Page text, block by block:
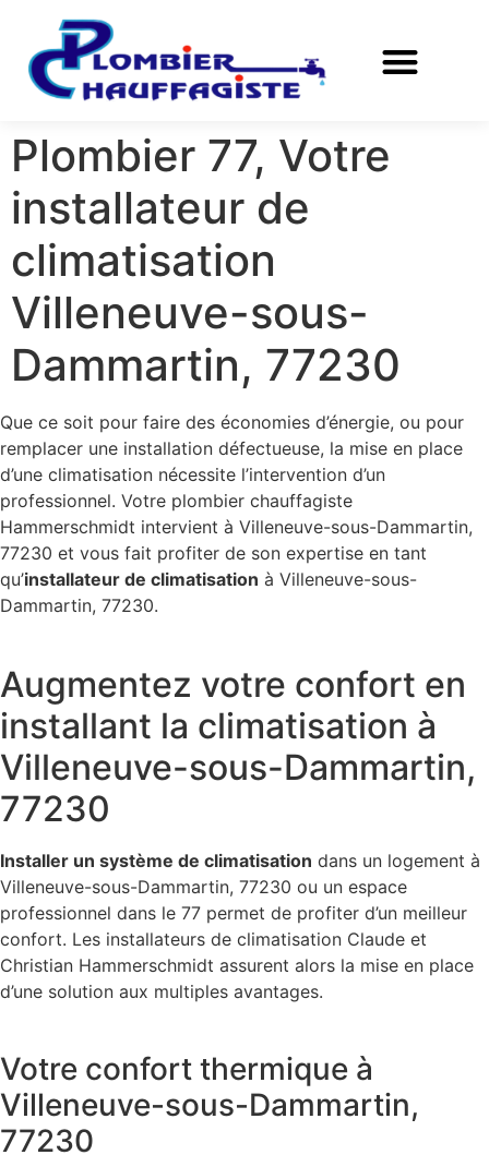
Plombier 77, Votre
installateur de
climatisation
Villeneuve-sous-
Dammartin, 77230
Que ce soit pour faire des économies d’énergie, ou pour
remplacer une installation défectueuse, la mise en place
d’une climatisation nécessite l’intervention d’un
professionnel. Votre plombier chauffagiste
Hammerschmidt intervient à Villeneuve-sous-Dammartin,
77230 et vous fait profiter de son expertise en tant
qu’installateur de climatisation à Villeneuve-sous-
Dammartin, 77230.
Augmentez votre confort en
installant la climatisation à
Villeneuve-sous-Dammartin,
77230
Installer un système de climatisation dans un logement à
Villeneuve-sous-Dammartin, 77230 ou un espace
professionnel dans le 77 permet de profiter d’un meilleur
confort. Les installateurs de climatisation Claude et
Christian Hammerschmidt assurent alors la mise en place
d’une solution aux multiples avantages.
Votre confort thermique à
Villeneuve-sous-Dammartin,
77230